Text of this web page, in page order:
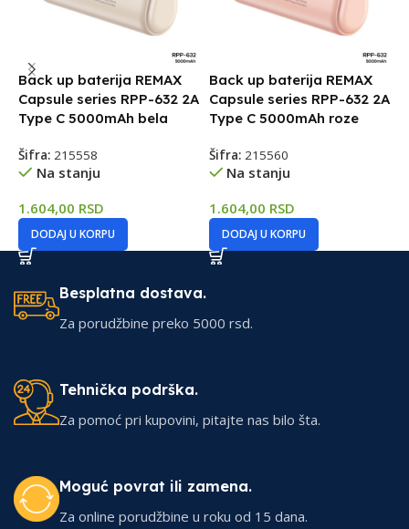
Back up baterija REMAX
Capsule series RPP-632 2A
Type C 5000mAh bela
Šifra: 215558
Na stanju
1.604,00 RSD
DODAJ U KORPU
Back up baterija REMAX
Capsule series RPP-632 2A
Type C 5000mAh roze
Šifra: 215560
Na stanju
1.604,00 RSD
DODAJ U KORPU
Besplatna dostava.
Za porudžbine preko 5000 rsd.
Tehnička podrška.
Za pomoć pri kupovini, pitajte nas bilo šta.
Moguć povrat ili zamena.
Za online porudžbine u roku od 15 dana.